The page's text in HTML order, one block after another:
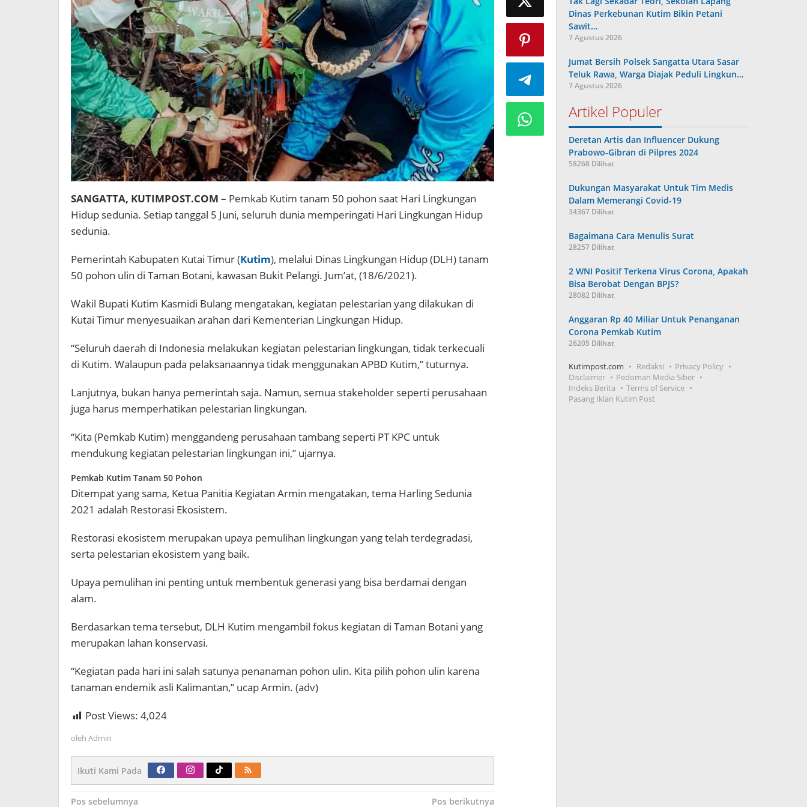
SANGATTA, KUTIMPOST.COM – Pemkab Kutim tanam 50 pohon saat Hari Lingkungan
Hidup sedunia. Setiap tanggal 5 Juni, seluruh dunia memperingati Hari Lingkungan Hidup
sedunia.
Pemerintah Kabupaten Kutai Timur (Kutim), melalui Dinas Lingkungan Hidup (DLH) tanam
50 pohon ulin di Taman Botani, kawasan Bukit Pelangi. Jum’at, (18/6/2021).
Wakil Bupati Kutim Kasmidi Bulang mengatakan, kegiatan pelestarian yang dilakukan di
Kutai Timur menyesuaikan arahan dari Kementerian Lingkungan Hidup.
“Seluruh daerah di Indonesia melakukan kegiatan pelestarian lingkungan, tidak terkecuali
di Kutim. Walaupun pada pelaksanaannya tidak menggunakan APBD Kutim,” tuturnya.
Lanjutnya, bukan hanya pemerintah saja. Namun, semua stakeholder seperti perusahaan
juga harus memperhatikan pelestarian lingkungan.
“Kita (Pemkab Kutim) menggandeng perusahaan tambang seperti PT KPC untuk
mendukung kegiatan pelestarian lingkungan ini,” ujarnya.
Pemkab Kutim Tanam 50 Pohon
Ditempat yang sama, Ketua Panitia Kegiatan Armin mengatakan, tema Harling Sedunia
2021 adalah Restorasi Ekosistem.
Restorasi ekosistem merupakan upaya pemulihan lingkungan yang telah terdegradasi,
serta pelestarian ekosistem yang baik.
Upaya pemulihan ini penting untuk membentuk generasi yang bisa berdamai dengan
alam.
Berdasarkan tema tersebut, DLH Kutim mengambil fokus kegiatan di Taman Botani yang
merupakan lahan konservasi.
“Kegiatan pada hari ini salah satunya penanaman pohon ulin. Kita pilih pohon ulin karena
tanaman endemik asli Kalimantan,” ucap Armin. (adv)
Post Views: 4,024
oleh Admin
Ikuti Kami Pada
Navigasi
Pos sebelumnya Pos berikutnya
Dinas Perkebunan Kutim Bikin Petani
Sawit…
7 Agustus 2026
Jumat Bersih Polsek Sangatta Utara Sasar
Teluk Rawa, Warga Diajak Peduli Lingkun…
7 Agustus 2026
Artikel Populer
Deretan Artis dan Influencer Dukung
Prabowo-Gibran di Pilpres 2024
58268 Dilihat
Dukungan Masyarakat Untuk Tim Medis
Dalam Memerangi Covid-19
34367 Dilihat
Bagaimana Cara Menulis Surat
28257 Dilihat
2 WNI Positif Terkena Virus Corona, Apakah
Bisa Berobat Dengan BPJS?
28082 Dilihat
Anggaran Rp 40 Miliar Untuk Penanganan
Corona Pemkab Kutim
26205 Dilihat
Kutimpost.com Redaksi
Privacy Policy
Disclaimer
Pedoman Media Siber
Indeks Berita
Terms of Service
Pasang Iklan Kutim Post